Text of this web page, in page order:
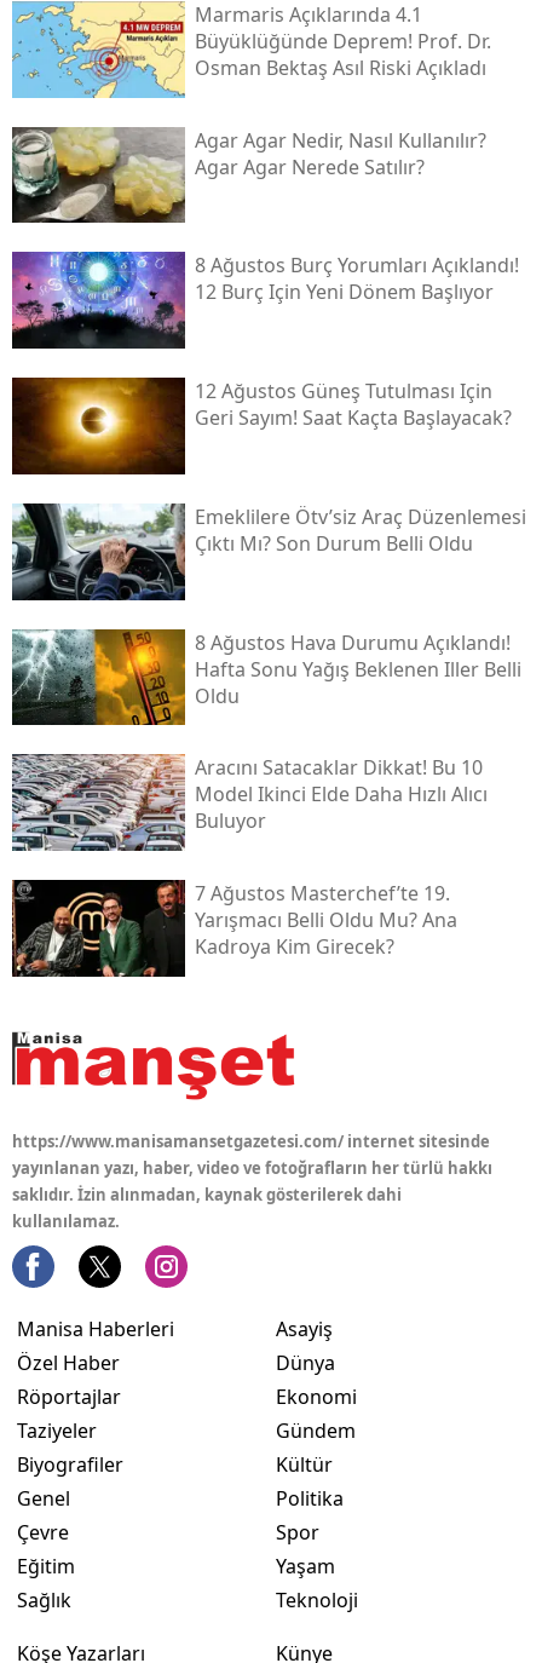
Marmaris Açıklarında 4.1
Büyüklüğünde Deprem! Prof. Dr.
Osman Bektaş Asıl Riski Açıkladı
Agar Agar Nedir, Nasıl Kullanılır?
Agar Agar Nerede Satılır?
8 Ağustos Burç Yorumları Açıklandı!
12 Burç Için Yeni Dönem Başlıyor
12 Ağustos Güneş Tutulması Için
Geri Sayım! Saat Kaçta Başlayacak?
Emeklilere Ötv’siz Araç Düzenlemesi
Çıktı Mı? Son Durum Belli Oldu
8 Ağustos Hava Durumu Açıklandı!
Hafta Sonu Yağış Beklenen Iller Belli
Oldu
Aracını Satacaklar Dikkat! Bu 10
Model Ikinci Elde Daha Hızlı Alıcı
Buluyor
7 Ağustos Masterchef’te 19.
Yarışmacı Belli Oldu Mu? Ana
Kadroya Kim Girecek?
https://www.manisamansetgazetesi.com/ internet sitesinde
yayınlanan yazı, haber, video ve fotoğrafların her türlü hakkı
saklıdır. İzin alınmadan, kaynak gösterilerek dahi
kullanılamaz.
Manisa Haberleri
Özel Haber
Röportajlar
Taziyeler
Biyografiler
Genel
Çevre
Eğitim
Sağlık
Asayiş
Dünya
Ekonomi
Gündem
Kültür
Politika
Spor
Yaşam
Teknoloji
Köşe Yazarları
Künye